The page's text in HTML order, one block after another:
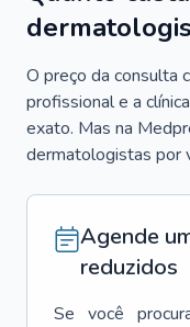
O preço da consulta
profissional e a
exato. Mas na
dermatologistas por
Agende
reduzidos
Se você